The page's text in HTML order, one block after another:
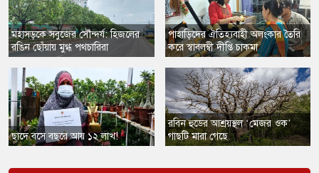
মহাসড়কে সবুজের সৌন্দর্য: হিজলের
রঙিন ছোঁয়ায় মুগ্ধ পথচারিরা
ছাদে বসে বছরে আয় ১২ লাখ!
পাহাড়িদের ঐতিহ্যবাহী অলংকার তৈরি
করে স্বাবলম্বী দীপ্তি চাকমা
​রবিন হুডের আশ্রয়স্থল ‘মেজর ওক’
গাছটি মারা গেছে